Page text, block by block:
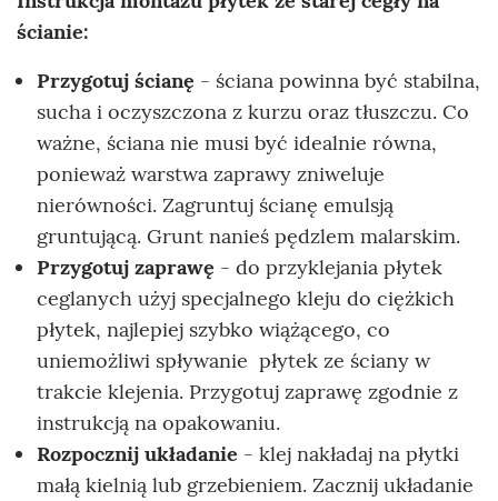
ścianie:
Przygotuj ścianę - ściana powinna być stabilna,
sucha i oczyszczona z kurzu oraz tłuszczu. Co
ważne, ściana nie musi być idealnie równa,
ponieważ warstwa zaprawy zniweluje
nierówności. Zagruntuj ścianę emulsją
gruntującą. Grunt nanieś pędzlem malarskim.
Przygotuj zaprawę - do przyklejania płytek
ceglanych użyj specjalnego kleju do ciężkich
płytek, najlepiej szybko wiążącego, co
uniemożliwi spływanie płytek ze ściany w
trakcie klejenia. Przygotuj zaprawę zgodnie z
instrukcją na opakowaniu.
Rozpocznij układanie - klej nakładaj na płytki
małą kielnią lub grzebieniem. Zacznij układanie